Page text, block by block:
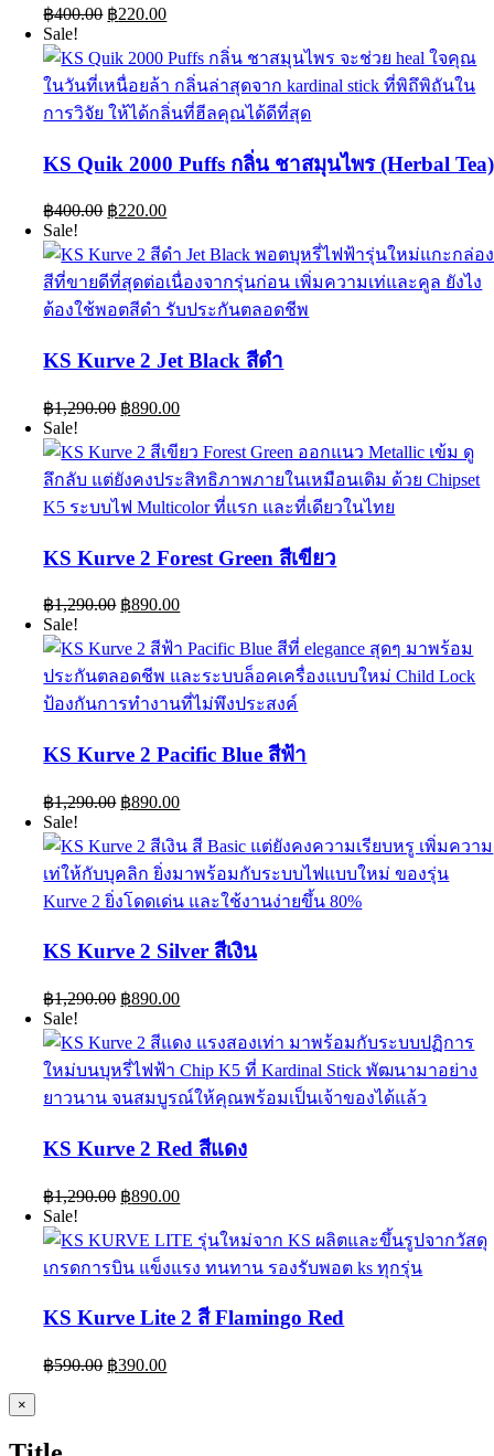
฿400.00 Original
was:
฿400.00.
฿220.00Current
is:
฿220.00.
Sale!
KS Quik 2000 Puffs กลิ่น ชาสมุนไพร (Herbal Tea)
฿400.00 Original
was:
฿400.00.
฿220.00Current
is:
฿220.00.
Sale!
KS Kurve 2 Jet Black สีดำ
฿1,290.00 Original
was:
฿1,290.00.
฿890.00Current
is:
฿890.00.
Sale!
KS Kurve 2 Forest Green สีเขียว
฿1,290.00 Original
was:
฿1,290.00.
฿890.00Current
is:
฿890.00.
Sale!
KS Kurve 2 Pacific Blue สีฟ้า
฿1,290.00 Original
was:
฿1,290.00.
฿890.00Current
is:
฿890.00.
Sale!
KS Kurve 2 Silver สีเงิน
฿1,290.00 Original
was:
฿1,290.00.
฿890.00Current
is:
฿890.00.
Sale!
KS Kurve 2 Red สีแดง
฿1,290.00 Original
was:
฿1,290.00.
฿890.00Current
is:
฿890.00.
Sale!
KS Kurve Lite 2 สี Flamingo Red
฿590.00 Original
฿390.00Current
Close
product
×